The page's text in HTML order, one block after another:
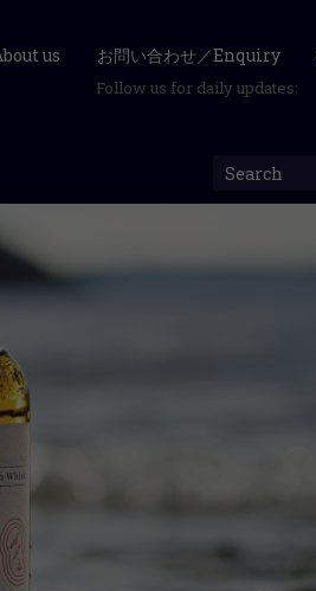
us お問い合わせ／Enquiry
Follow us for daily updates: